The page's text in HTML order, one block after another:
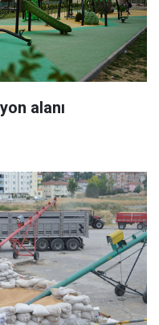
alanı